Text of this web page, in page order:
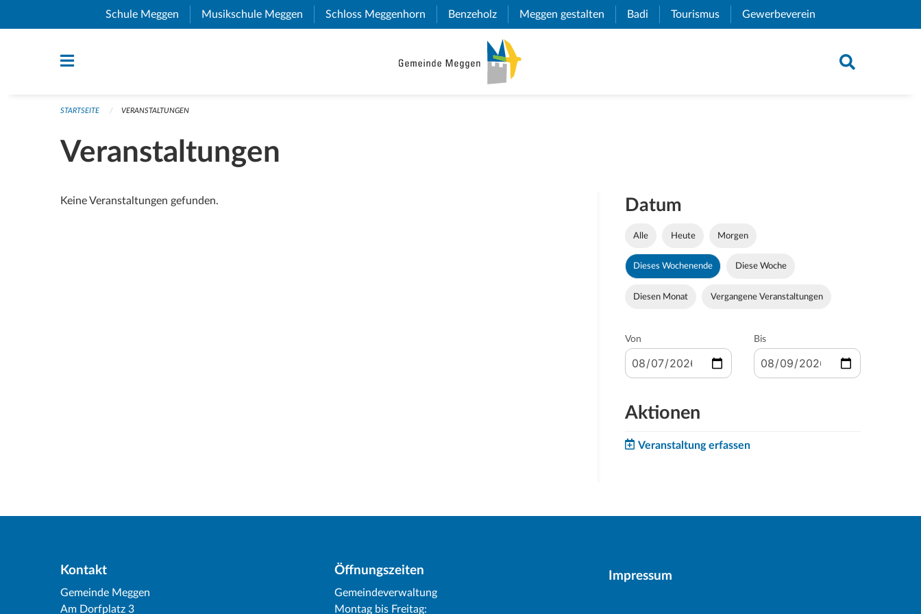
Navigation überspringen
Schule Meggen (External Link)
Musikschule Meggen (External Link)
Schloss Meggenhorn (External Link)
Benzeholz (External Link)
Meggen gestalten (External Link)
Badi (External Link)
Tourismus (External Link)
Gewerbeverein
STARTSEITE VERANSTALTUNGEN
Veranstaltungen
Keine Veranstaltungen gefunden. Datum
Alle Heute Morgen
Dieses Wochenende Diese Woche
Diesen Monat Vergangene Veranstaltungen
Von Bis
Aktionen
Veranstaltung erfassen
Kontakt
Gemeinde Meggen
Am Dorfplatz 3
Öffnungszeiten
Gemeindeverwaltung
Montag bis Freitag:
Impressum